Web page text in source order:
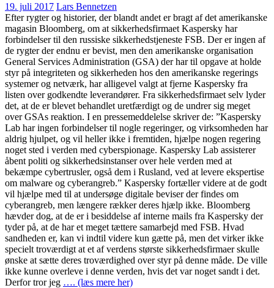
19. juli 2017 Lars Bennetzen
Efter rygter og historier, der blandt andet er bragt af det amerikanske
magasin Bloomberg, om at sikkerhedsfirmaet Kaspersky har
forbindelser til den russiske sikkerhedstjeneste FSB. Der er ingen af
de rygter der endnu er bevist, men den amerikanske organisation
General Services Administration (GSA) der har til opgave at holde
styr på integriteten og sikkerheden hos den amerikanske regerings
systemer og netværk, har alligevel valgt at fjerne Kaspersky fra
listen over godkendte leverandører. Fra sikkerhedsfirmaet selv lyder
det, at de er blevet behandlet uretfærdigt og de undrer sig meget
over GSAs reaktion. I en pressemeddelelse skriver de: ”Kaspersky
Lab har ingen forbindelser til nogle regeringer, og virksomheden har
aldrig hjulpet, og vil heller ikke i fremtiden, hjælpe nogen regering
noget sted i verden med cyberspionage. Kaspersky Lab assisterer
åbent politi og sikkerhedsinstanser over hele verden med at
bekæmpe cybertrusler, også dem i Rusland, ved at levere ekspertise
om malware og cyberangreb.” Kaspersky fortæller videre at de godt
vil hjælpe med til at undersøge digitale beviser der findes om
cyberangreb, men længere rækker deres hjælp ikke. Bloomberg
hævder dog, at de er i besiddelse af interne mails fra Kaspersky der
tyder på, at de har et meget tættere samarbejd med FSB. Hvad
sandheden er, kan vi indtil videre kun gætte på, men det virker ikke
specielt troværdigt at et af verdens største sikkerhedsfirmaer skulle
ønske at sætte deres troværdighed over styr på denne måde. De ville
ikke kunne overleve i denne verden, hvis det var noget sandt i det.
Derfor tror jeg …. (læs mere her)